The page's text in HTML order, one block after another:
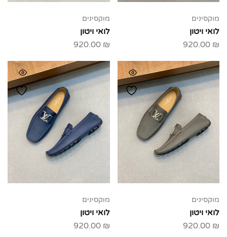
מוקסינים
לואי ויטון
920.00 ₪
מוקסינים
לואי ויטון
920.00 ₪
מוקסינים
לואי ויטון
920.00 ₪
מוקסינים
לואי ויטון
920.00 ₪